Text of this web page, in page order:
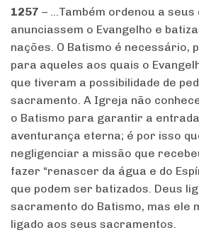
1257 – …Também ordenou a seus
anunciassem o Evangelho e
nações. O Batismo é necessário,
para aqueles aos quais o
que tiveram a possibilidade de
sacramento. A Igreja não
o Batismo para garantir a
aventurança eterna; é por isso
negligenciar a missão que
fazer “renascer da água e do
que podem ser batizados. Deus
sacramento do Batismo, mas ele
ligado aos seus sacramentos.